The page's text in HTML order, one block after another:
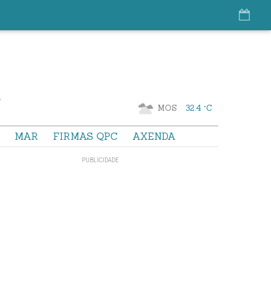
MOS 32.4 °C
MAR FIRMAS QPC AXENDA